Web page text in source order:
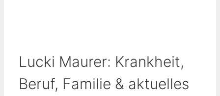
Lucki Maurer: Krankheit,
Beruf, Familie & aktuelles